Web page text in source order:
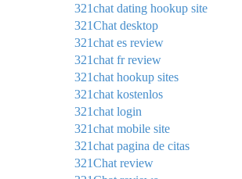
321chat dating hookup site
321Chat desktop
321chat es review
321chat fr review
321chat hookup sites
321chat kostenlos
321chat login
321chat mobile site
321chat pagina de citas
321Chat review